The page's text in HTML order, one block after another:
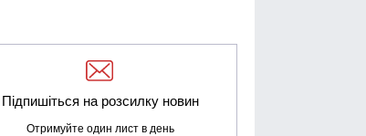
Підпишіться на розсилку новин
Отримуйте один лист в день